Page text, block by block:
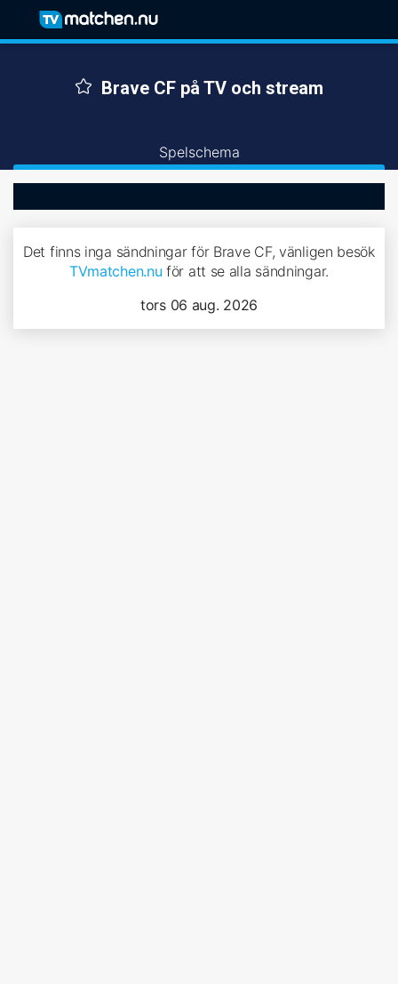
Brave CF på TV och stream
Spelschema
Det finns inga sändningar för Brave CF, vänligen besök
TVmatchen.nu för att se alla sändningar.
tors 06 aug. 2026